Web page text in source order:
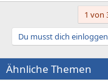
1 von
Du musst dich
Ähnliche Themen